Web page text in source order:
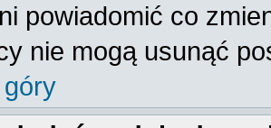
powiadomić co
nie mogą usunąć